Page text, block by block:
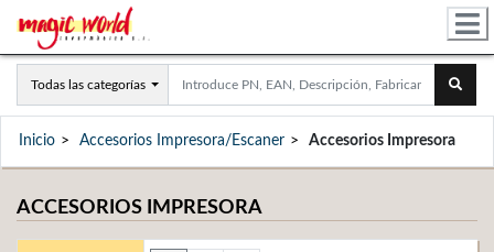
Todas las categorías
Inicio Accesorios Impresora/Escaner Accesorios Impresora
ACCESORIOS IMPRESORA